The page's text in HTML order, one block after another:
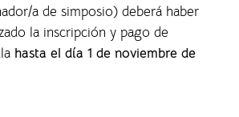
a de simposio) deberá haber
la inscripción y pago de
hasta el día 1 de noviembre de